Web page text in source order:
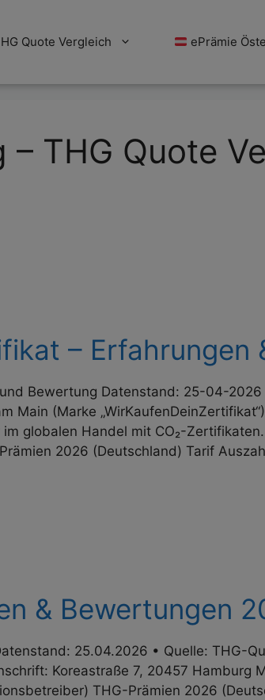
Quote Vergleich ePrämie
THG Quote
– Erfahrungen
Bewertung Datenstand: 25-04-
Main (Marke
globalen Handel mit CO₂-
2026 (Deutschland) Tarif
& Bewertungen
25.04.2026 • Quelle: THG-
Koreastraße 7, 20457
THG-Prämien 2026